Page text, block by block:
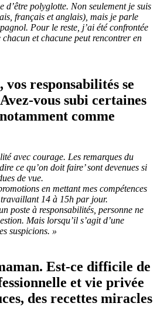
d’être polyglotte. Non seulement je suis
français et anglais), mais je parle
Pour le reste, j’ai été confrontée
et chacune peut rencontrer en
responsabilités se
vous subi certaines
comme
avec courage. Les remarques du
ce qu’on doit faire’ sont devenues si
de vue.
en mettant mes compétences
14 à 15h par jour.
poste à responsabilités, personne ne
Mais lorsqu’il s’agit d’une
suspicions. »
Est-ce difficile de
et vie privée
des recettes miracles